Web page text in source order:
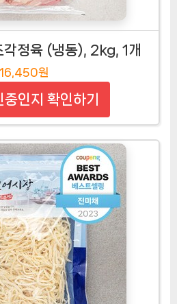
각정육 (냉동), 2kg, 1개
16,450원
인지 확인하기